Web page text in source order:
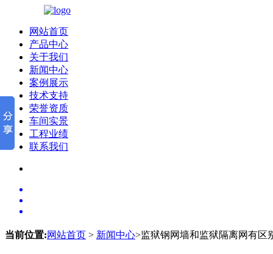
网站首页
产品中心
关于我们
新闻中心
案例展示
技术支持
荣誉资质
车间实景
工程业绩
联系我们
当前位置:网站首页 > 新闻中心>监狱钢网墙和监狱隔离网有区